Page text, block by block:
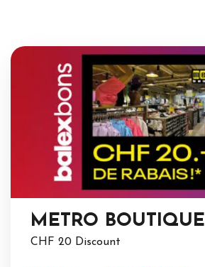
METRO BOUTIQUE
CHF 20 Discount